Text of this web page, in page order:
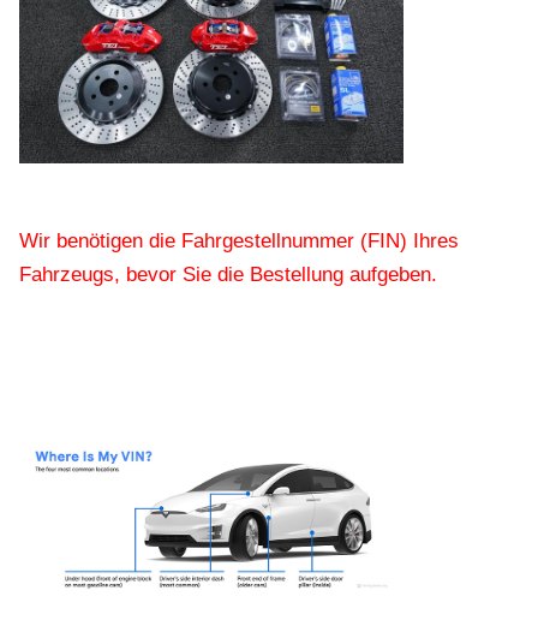
Wir benötigen die Fahrgestellnummer (FIN) Ihres
Fahrzeugs, bevor Sie die Bestellung aufgeben.